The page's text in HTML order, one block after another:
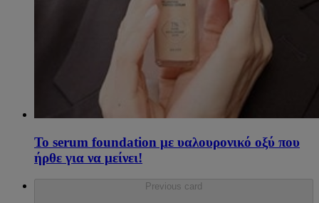
Το serum foundation με υαλουρονικό οξύ που
ήρθε για να μείνει!
Previous card